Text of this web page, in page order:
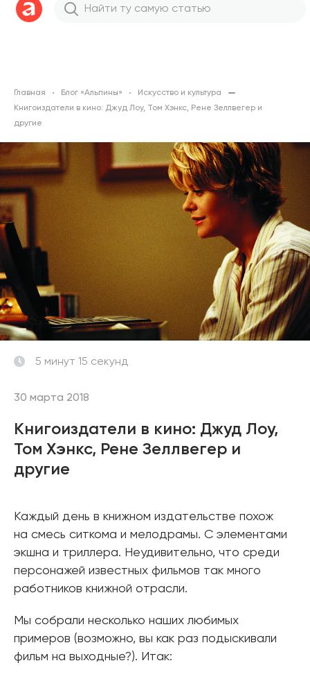
Главная Блог «Альпины»
Искусство и культура
Книгоиздатели в кино: Джуд Лоу, Том Хэнкс, Рене Зеллвегер и
другие
30 марта 2018
5 минут 15 секунд
Книгоиздатели в кино: Джуд Лоу,
Том Хэнкс, Рене Зеллвегер и
другие
Каждый день в книжном издательстве похож
на смесь ситкома и мелодрамы. С элементами
экшна и триллера. Неудивительно, что среди
персонажей известных фильмов так много
работников книжной отрасли.
Мы собрали несколько наших любимых
примеров (возможно, вы как раз подыскивали
фильм на выходные?). Итак: